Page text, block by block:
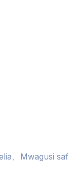
、Mwagusi